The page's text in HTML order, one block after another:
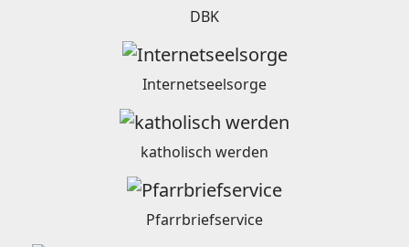
DBK
Internetseelsorge
katholisch werden
Pfarrbriefservice